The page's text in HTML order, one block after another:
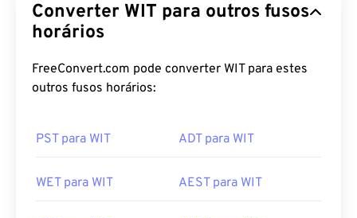
Converter WIT para outros fusos
horários
FreeConvert.com pode converter WIT para estes
outros fusos horários:
PST para WIT ADT para WIT
WET para WIT AEST para WIT